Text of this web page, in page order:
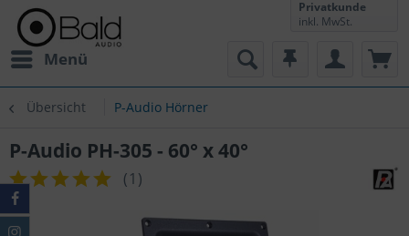
Menü
Privatkunde
inkl. MwSt.
Übersicht P-Audio Hörner
P-Audio PH-305 - 60° x 40°
(1 )